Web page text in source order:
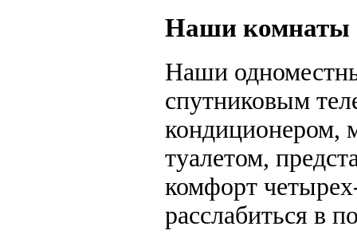
Наши комнаты
Наши
спутниковым
кондиционером,
туалетом,
комфорт
расслабиться в